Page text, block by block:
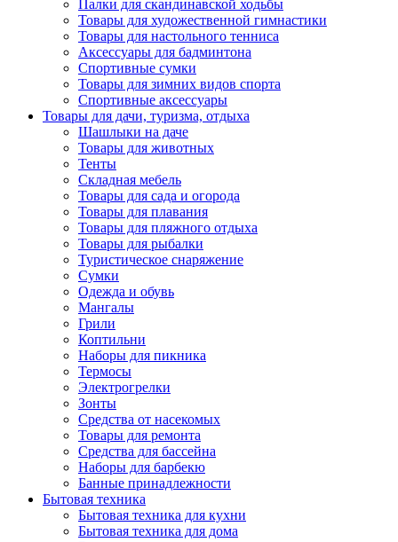
Палки для скандинавской ходьбы
Товары для художественной гимнастики
Товары для настольного тенниса
Аксессуары для бадминтона
Спортивные сумки
Товары для зимних видов спорта
Спортивные аксессуары
Товары для дачи, туризма, отдыха
Шашлыки на даче
Товары для животных
Тенты
Складная мебель
Товары для сада и огорода
Товары для плавания
Товары для пляжного отдыха
Товары для рыбалки
Туристическое снаряжение
Сумки
Одежда и обувь
Мангалы
Грили
Коптильни
Наборы для пикника
Термосы
Электрогрелки
Зонты
Средства от насекомых
Товары для ремонта
Средства для бассейна
Наборы для барбекю
Банные принадлежности
Бытовая техника
Бытовая техника для кухни
Бытовая техника для дома